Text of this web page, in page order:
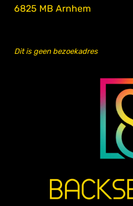
6825 MB Arnhem
Dit is geen bezoekadres